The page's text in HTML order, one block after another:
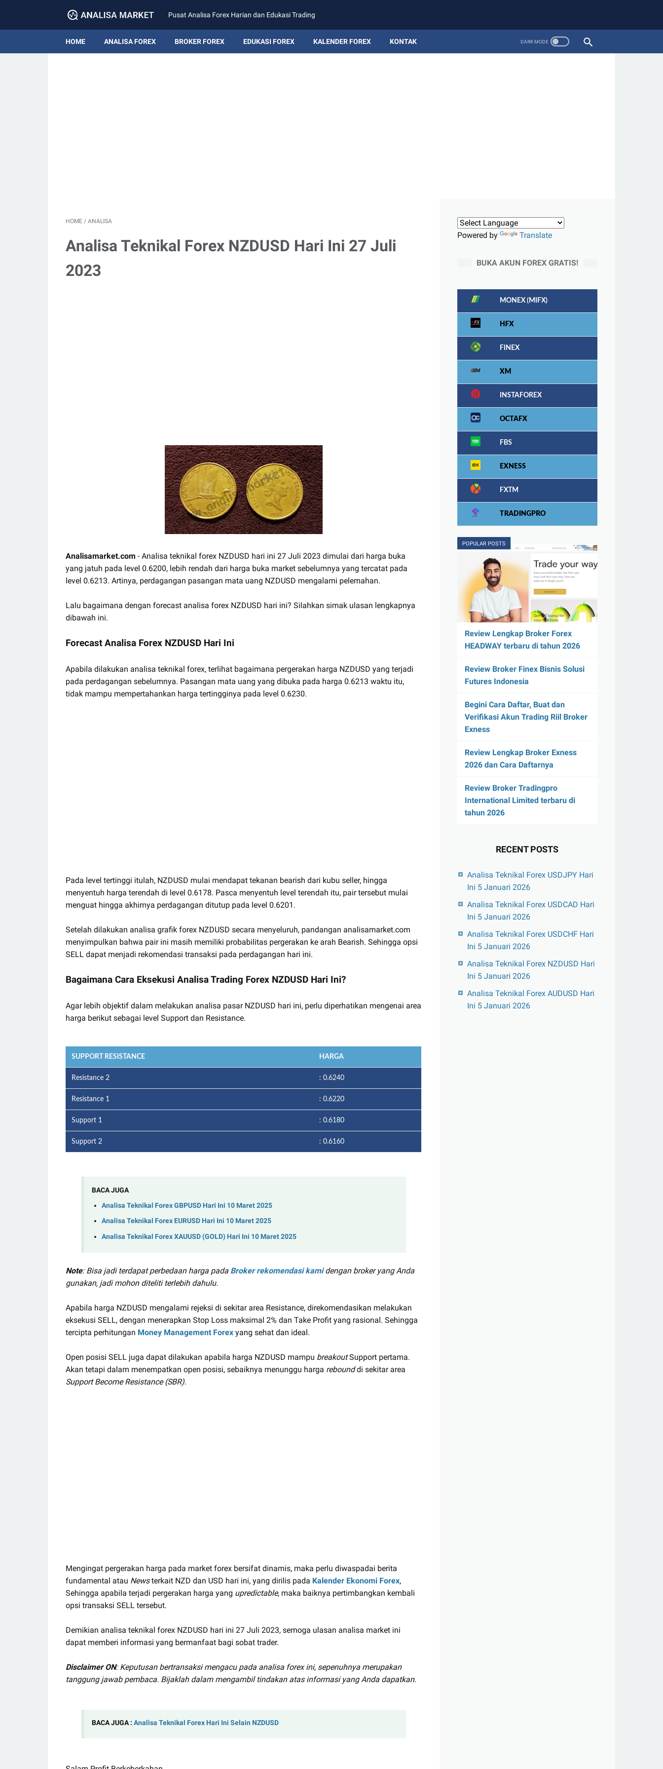
Pusat Analisa Forex Harian dan Edukasi Trading
HOME ANALISA FOREX BROKER FOREX EDUKASI FOREX KALENDER FOREX KONTAK
HOME / ANALISA
Analisa Teknikal Forex NZDUSD Hari Ini 27 Juli
2023
Analisamarket.com - Analisa teknikal forex NZDUSD hari ini 27 Juli 2023 dimulai dari harga buka
yang jatuh pada level 0.6200, lebih rendah dari harga buka market sebelumnya yang tercatat pada
level 0.6213. Artinya, perdagangan pasangan mata uang NZDUSD mengalami pelemahan.
Lalu bagaimana dengan forecast analisa forex NZDUSD hari ini? Silahkan simak ulasan lengkapnya
dibawah ini.
Forecast Analisa Forex NZDUSD Hari Ini
Apabila dilakukan analisa teknikal forex, terlihat bagaimana pergerakan harga NZDUSD yang terjadi
pada perdagangan sebelumnya. Pasangan mata uang yang dibuka pada harga 0.6213 waktu itu,
tidak mampu mempertahankan harga tertingginya pada level 0.6230.
Pada level tertinggi itulah, NZDUSD mulai mendapat tekanan bearish dari kubu seller, hingga
menyentuh harga terendah di level 0.6178. Pasca menyentuh level terendah itu, pair tersebut mulai
menguat hingga akhirnya perdagangan ditutup pada level 0.6201.
Setelah dilakukan analisa grafik forex NZDUSD secara menyeluruh, pandangan analisamarket.com
menyimpulkan bahwa pair ini masih memiliki probabilitas pergerakan ke arah Bearish. Sehingga opsi
SELL dapat menjadi rekomendasi transaksi pada perdagangan hari ini.
Bagaimana Cara Eksekusi Analisa Trading Forex NZDUSD Hari Ini?
Agar lebih objektif dalam melakukan analisa pasar NZDUSD hari ini, perlu diperhatikan mengenai area
harga berikut sebagai level Support dan Resistance.
SUPPORT RESISTANCE HARGA
Resistance 2 : 0.6240
Resistance 1 : 0.6220
Support 1 : 0.6180
Support 2 : 0.6160
BACA JUGA
Analisa Teknikal Forex GBPUSD Hari Ini 10 Maret 2025
Analisa Teknikal Forex EURUSD Hari Ini 10 Maret 2025
Analisa Teknikal Forex XAUUSD (GOLD) Hari Ini 10 Maret 2025
Note: Bisa jadi terdapat perbedaan harga pada Broker rekomendasi kamidengan broker yang Anda
gunakan, jadi mohon diteliti terlebih dahulu.
Apabila harga NZDUSD mengalami rejeksi di sekitar area Resistance, direkomendasikan melakukan
eksekusi SELL, dengan menerapkan Stop Loss maksimal 2% dan Take Profit yang rasional. Sehingga
tercipta perhitungan Money Management Forex yang sehat dan ideal.
Open posisi SELL juga dapat dilakukan apabila harga NZDUSD mampu breakoutSupport pertama.
Akan tetapi dalam menempatkan open posisi, sebaiknya menunggu harga rebounddi sekitar area
Support Become Resistance (SBR).
Mengingat pergerakan harga pada market forex bersifat dinamis, maka perlu diwaspadai berita
fundamental atau Newsterkait NZD dan USD hari ini, yang dirilis pada Kalender Ekonomi Forex,
Sehingga apabila terjadi pergerakan harga yang upredictable, maka baiknya pertimbangkan kembali
opsi transaksi SELL tersebut.
Demikian analisa teknikal forex NZDUSD hari ini 27 Juli 2023, semoga ulasan analisa market ini
dapat memberi informasi yang bermanfaat bagi sobat trader.
Disclaimer ON: Keputusan bertransaksi mengacu pada analisa forex ini, sepenuhnya merupakan
tanggung jawab pembaca. Bijaklah dalam mengambil tindakan atas informasi yang Anda dapatkan.
BACA JUGA : Analisa Teknikal Forex Hari Ini Selain NZDUSD
Powered by Translate
BUKA AKUN FOREX GRATIS!
MONEX (MIFX)
HFX
FINEX
XM
INSTAFOREX
OCTAFX
FBS
EXNESS
FXTM
TRADINGPRO
POPULAR POSTS
Review Lengkap Broker Forex
HEADWAY terbaru di tahun 2026
Review Broker Finex Bisnis Solusi
Futures Indonesia
Begini Cara Daftar, Buat dan
Verifikasi Akun Trading Riil Broker
Exness
Review Lengkap Broker Exness
2026 dan Cara Daftarnya
Review Broker Tradingpro
International Limited terbaru di
tahun 2026
RECENT POSTS
Analisa Teknikal Forex USDJPY Hari
Ini 5 Januari 2026
Analisa Teknikal Forex USDCAD Hari
Ini 5 Januari 2026
Analisa Teknikal Forex USDCHF Hari
Ini 5 Januari 2026
Analisa Teknikal Forex NZDUSD Hari
Ini 5 Januari 2026
Analisa Teknikal Forex AUDUSD Hari
Ini 5 Januari 2026